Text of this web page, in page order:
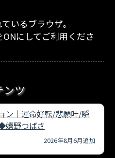
いるブラウザ。
にしてご利用くださ
ンツ
ン｜運命好転/悲願叶/瞬
嬉野つばさ
2026年8月6月追加